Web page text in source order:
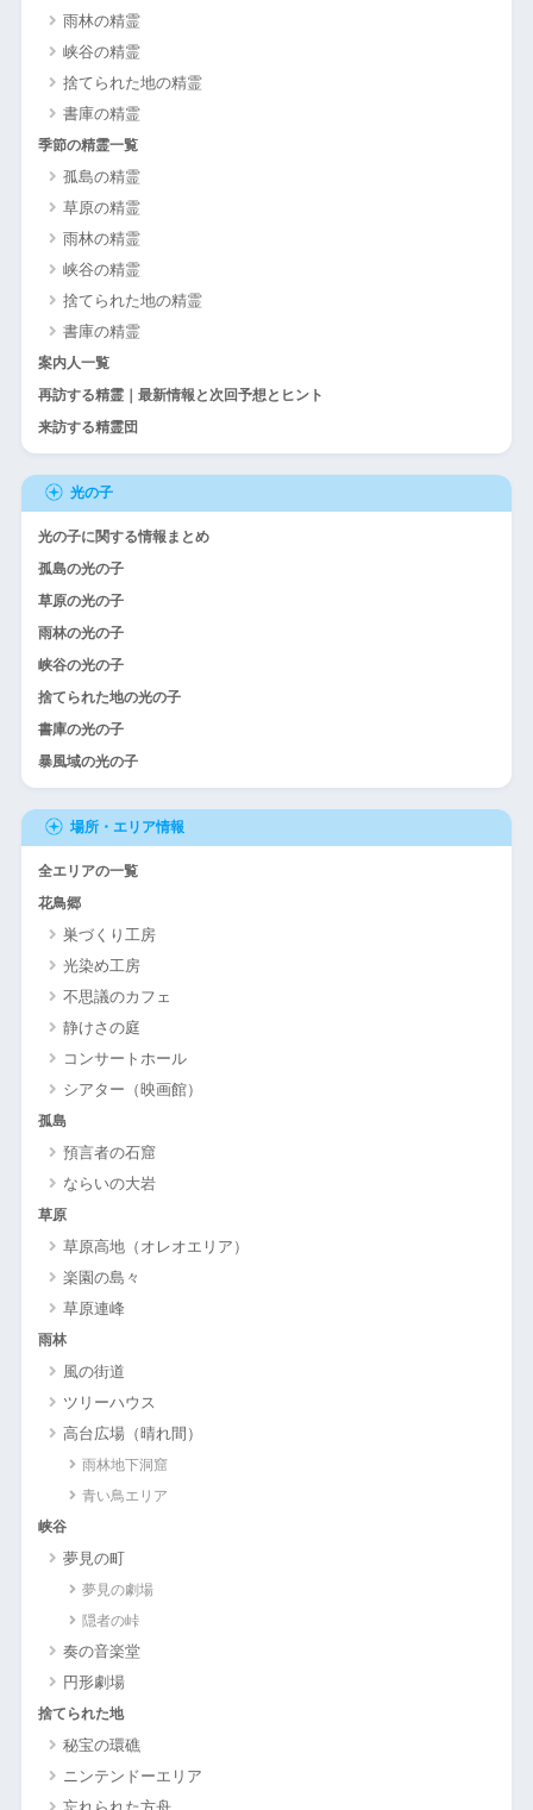
雨林の精霊
峡谷の精霊
捨てられた地の精霊
書庫の精霊
季節の精霊一覧
孤島の精霊
草原の精霊
雨林の精霊
峡谷の精霊
捨てられた地の精霊
書庫の精霊
案内人一覧
再訪する精霊｜最新情報と次回予想とヒント
来訪する精霊団
光の子
光の子に関する情報まとめ
孤島の光の子
草原の光の子
雨林の光の子
峡谷の光の子
捨てられた地の光の子
書庫の光の子
暴風域の光の子
場所・エリア情報
全エリアの一覧
花鳥郷
巣づくり工房
光染め工房
不思議のカフェ
静けさの庭
コンサートホール
シアター（映画館）
孤島
預言者の石窟
ならいの大岩
草原
草原高地（オレオエリア）
楽園の島々
草原連峰
雨林
風の街道
ツリーハウス
高台広場（晴れ間）
雨林地下洞窟
青い鳥エリア
峡谷
夢見の町
夢見の劇場
隠者の峠
奏の音楽堂
円形劇場
捨てられた地
秘宝の環礁
ニンテンドーエリア